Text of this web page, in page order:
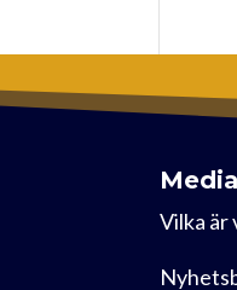
Vilka är